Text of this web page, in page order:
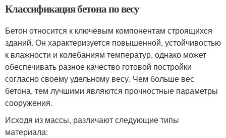
Классификация бетона по весу
Бетон относится к ключевым компонентам строящихся
зданий. Он характеризуется повышенной, устойчивостью
к влажности и колебаниям температур, однако может
обеспечивать разное качество готовой постройки
согласно своему удельному весу. Чем больше вес
бетона, тем лучшими являются прочностные параметры
сооружения.
Исходя из массы, различают следующие типы
материала: